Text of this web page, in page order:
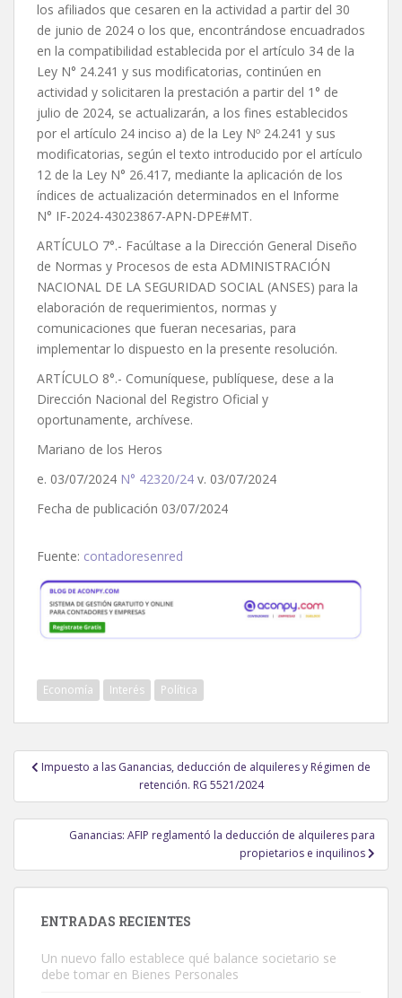
los afiliados que cesaren en la actividad a partir del 30
de junio de 2024 o los que, encontrándose encuadrados
en la compatibilidad establecida por el artículo 34 de la
Ley N° 24.241 y sus modificatorias, continúen en
actividad y solicitaren la prestación a partir del 1° de
julio de 2024, se actualizarán, a los fines establecidos
por el artículo 24 inciso a) de la Ley Nº 24.241 y sus
modificatorias, según el texto introducido por el artículo
12 de la Ley N° 26.417, mediante la aplicación de los
índices de actualización determinados en el Informe
N° IF-2024-43023867-APN-DPE#MT.
ARTÍCULO 7°.- Facúltase a la Dirección General Diseño
de Normas y Procesos de esta ADMINISTRACIÓN
NACIONAL DE LA SEGURIDAD SOCIAL (ANSES) para la
elaboración de requerimientos, normas y
comunicaciones que fueran necesarias, para
implementar lo dispuesto en la presente resolución.
ARTÍCULO 8°.- Comuníquese, publíquese, dese a la
Dirección Nacional del Registro Oficial y
oportunamente, archívese.
Mariano de los Heros
e. 03/07/2024 N° 42320/24 v. 03/07/2024
Fecha de publicación 03/07/2024
Fuente: contadoresenred
Economía Interés Política
Navegación
entradas
Impuesto a las Ganancias, deducción de alquileres y Régimen de
retención. RG 5521/2024
Ganancias: AFIP reglamentó la deducción de alquileres para
propietarios e inquilinos
ENTRADAS RECIENTES
Un nuevo fallo establece qué balance societario se
debe tomar en Bienes Personales